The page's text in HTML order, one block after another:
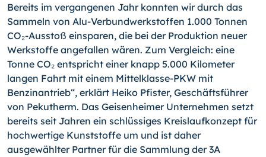
Bereits im vergangenen Jahr konnten wir durch das
Sammeln von Alu-Verbundwerkstoffen 1.000 Tonnen
CO₂-Ausstoß einsparen, die bei der Produktion neuer
Werkstoffe angefallen wären. Zum Vergleich: eine
Tonne CO₂ entspricht einer knapp 5.000 Kilometer
langen Fahrt mit einem Mittelklasse-PKW mit
Benzinantrieb“, erklärt Heiko Pfister, Geschäftsführer
von Pekutherm. Das Geisenheimer Unternehmen setzt
bereits seit Jahren ein schlüssiges Kreislaufkonzept für
hochwertige Kunststoffe um und ist daher
ausgewählter Partner für die Sammlung der 3A